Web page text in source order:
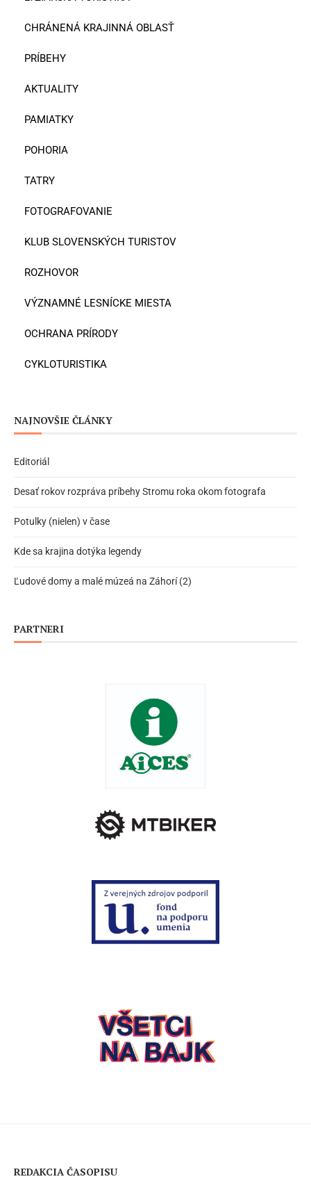
CHRÁNENÁ KRAJINNÁ OBLASŤ
PRÍBEHY
AKTUALITY
PAMIATKY
POHORIA
TATRY
FOTOGRAFOVANIE
KLUB SLOVENSKÝCH TURISTOV
ROZHOVOR
VÝZNAMNÉ LESNÍCKE MIESTA
OCHRANA PRÍRODY
CYKLOTURISTIKA
NAJNOVŠIE ČLÁNKY
Editoriál
Desať rokov rozpráva príbehy Stromu roka okom fotografa
Potulky (nielen) v čase
Kde sa krajina dotýka legendy
Ľudové domy a malé múzeá na Záhorí (2)
PARTNERI
REDAKCIA ČASOPISU